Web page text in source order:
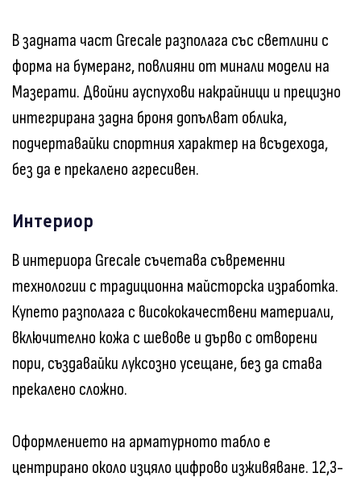
В задната част Grecale разполага със светлини с
форма на бумеранг, повлияни от минали модели на
Мазерати. Двойни ауспухови накрайници и прецизно
интегрирана задна броня допълват облика,
подчертавайки спортния характер на всъдехода,
без да е прекалено агресивен.
Интериор
В интериора Grecale съчетава съвременни
технологии с традиционна майсторска изработка.
Купето разполага с висококачествени материали,
включително кожа с шевове и дърво с отворени
пори, създавайки луксозно усещане, без да става
прекалено сложно.
Оформлението на арматурното табло е
центрирано около изцяло цифрово изживяване. 12,3-